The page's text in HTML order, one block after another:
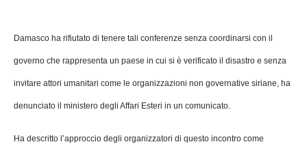
Damasco ha rifiutato di tenere tali conferenze senza coordinarsi con il
governo che rappresenta un paese in cui si è verificato il disastro e senza
invitare attori umanitari come le organizzazioni non governative siriane, ha
denunciato il ministero degli Affari Esteri in un comunicato.
Ha descritto l’approccio degli organizzatori di questo incontro come